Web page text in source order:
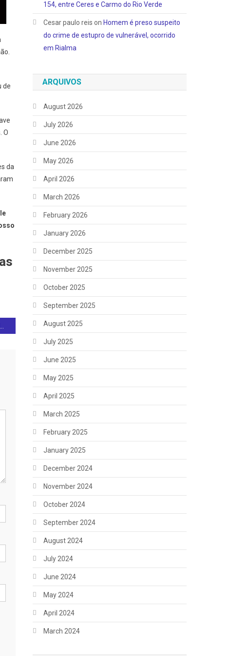
de
O
da
Atualização: sobe para dois o número de mortos em acidente na BR-153, em Rialma, nesta segunda-feira (19)
154, entre Ceres e Carmo do Rio Verde
Cesar paulo reis on Homem é preso suspeito
do crime de estupro de vulnerável, ocorrido
em Rialma
ARQUIVOS
August 2026
July 2026
June 2026
May 2026
April 2026
March 2026
February 2026
January 2026
December 2025
November 2025
October 2025
September 2025
August 2025
July 2025
June 2025
May 2025
April 2025
March 2025
February 2025
January 2025
December 2024
November 2024
October 2024
September 2024
August 2024
July 2024
June 2024
May 2024
April 2024
March 2024